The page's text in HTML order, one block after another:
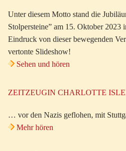
Unter diesem Motto stand die
Stolpersteine” am 15. Oktober 2023
Eindruck von dieser bewegenden
vertonte Slideshow!
Sehen und hören
ZEITZEUGIN CHARLOTTE
… vor den Nazis geflohen, mit
Mehr hören